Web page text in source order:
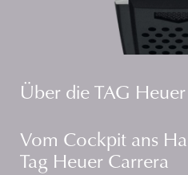
Über die TAG
Vom Cockpit ans
Tag Heuer Carrera